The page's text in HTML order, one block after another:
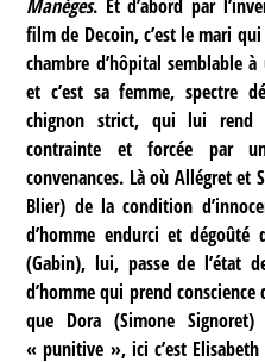
Manèges. Et d’abord par
film de Decoin, c’est le mari
chambre d’hôpital semblable
et c’est sa femme, spectre
chignon strict, qui lui rend
contrainte et forcée par
convenances. Là où Allégret et
Blier) de la condition
d’homme endurci et
(Gabin), lui, passe de l’état
d’homme qui prend
que Dora (Simone
« punitive », ici c’est